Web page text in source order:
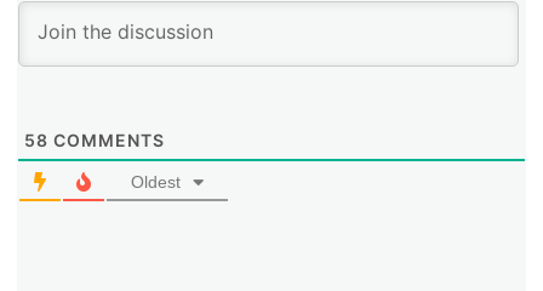
58 COMMENTS
Oldest